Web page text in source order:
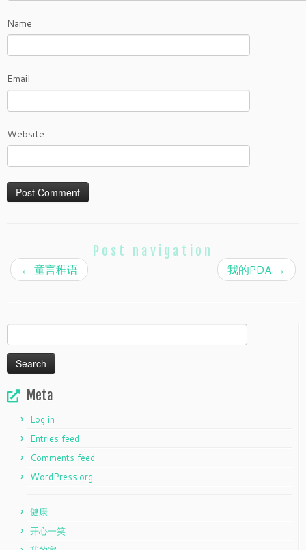
Name
Email
Website
Post navigation
← 童言稚语 我的PDA →
for:
Meta
Log in
Entries feed
Comments feed
WordPress.org
健康
开心一笑